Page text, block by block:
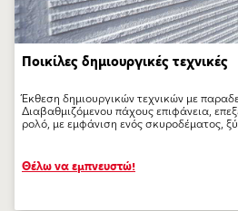
Ποικίλες δημιουργικές τεχνικές
Έκθεση δημιουργικών τεχνικών με
Διαβαθμιζόμενου πάχους επιφάνεια,
ρολό, με εμφάνιση ενός σκυροδέματος,
Θέλω να εμπνευστώ!